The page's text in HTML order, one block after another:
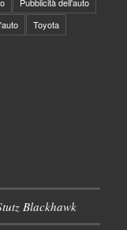
Toyota
Blackhawk